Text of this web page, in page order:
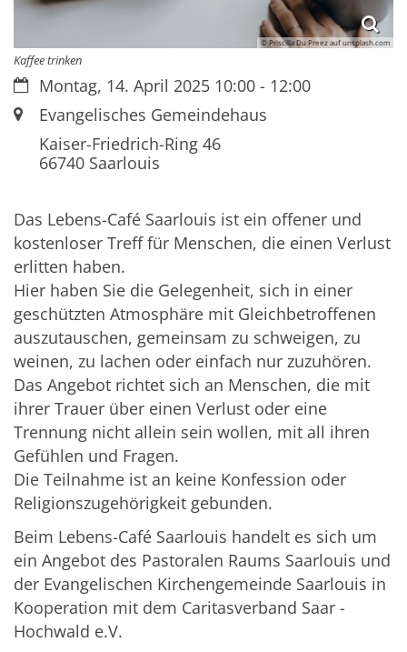
© Priscilla Du Preez auf unsplash.com
Kaffee trinken
Datum:Montag, 14. April 2025 10:00 - 12:00
Ort:Evangelisches Gemeindehaus
Kaiser-Friedrich-Ring 46
66740 Saarlouis
Das Lebens-Café Saarlouis ist ein offener und
kostenloser Treff für Menschen, die einen Verlust
erlitten haben.
Hier haben Sie die Gelegenheit, sich in einer
geschützten Atmosphäre mit Gleichbetroffenen
auszutauschen, gemeinsam zu schweigen, zu
weinen, zu lachen oder einfach nur zuzuhören.
Das Angebot richtet sich an Menschen, die mit
ihrer Trauer über einen Verlust oder eine
Trennung nicht allein sein wollen, mit all ihren
Gefühlen und Fragen.
Die Teilnahme ist an keine Konfession oder
Religionszugehörigkeit gebunden.
Beim Lebens-Café Saarlouis handelt es sich um
ein Angebot des Pastoralen Raums Saarlouis und
der Evangelischen Kirchengemeinde Saarlouis in
Kooperation mit dem Caritasverband Saar -
Hochwald e.V.